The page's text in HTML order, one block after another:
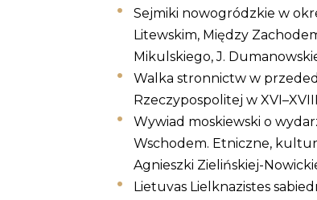
Sejmiki nowogródzkie w
Litewskim, Między
Mikulskiego, J.
Walka stronnictw w
Rzeczypospolitej w
Wywiad moskiewski o
Wschodem. Etniczne,
Agnieszki Zielińskiej-
Lietuvas Lielknazistes